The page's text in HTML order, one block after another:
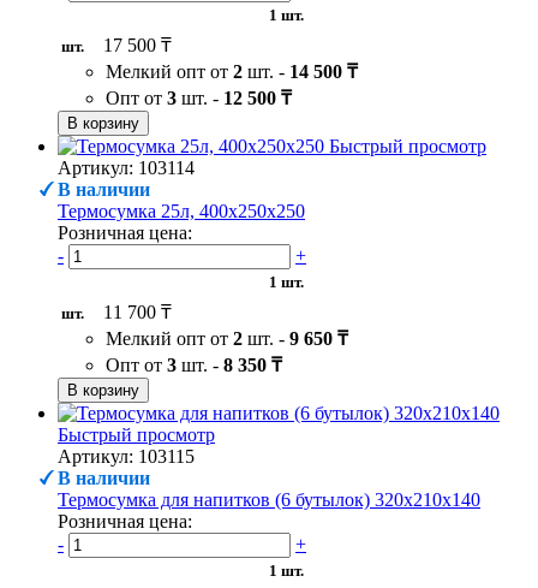
1 шт.
шт.
17 500 ₸
Мелкий опт от 2 шт. - 14 500 ₸
Опт от 3 шт. - 12 500 ₸
В корзину
Быстрый просмотр
Артикул: 103114
В наличии
Термосумка 25л, 400х250х250
Розничная цена:
-
+
1 шт.
шт.
11 700 ₸
Мелкий опт от 2 шт. - 9 650 ₸
Опт от 3 шт. - 8 350 ₸
В корзину
Быстрый просмотр
Артикул: 103115
В наличии
Термосумка для напитков (6 бутылок) 320х210х140
Розничная цена:
-
+
1 шт.